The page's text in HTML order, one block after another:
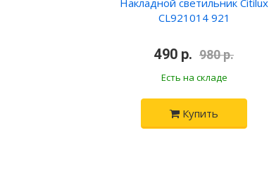
Накладной светильник Citilux
CL921014 921
490 р. 980 р.
Есть на складе
Купить